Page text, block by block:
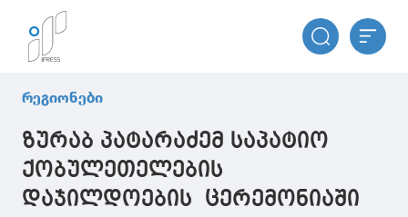
რეგიონები
ზურაბ პატარაძემ საპატიო
ქობულეთელების
დაჯილდოების ცერემონიაში